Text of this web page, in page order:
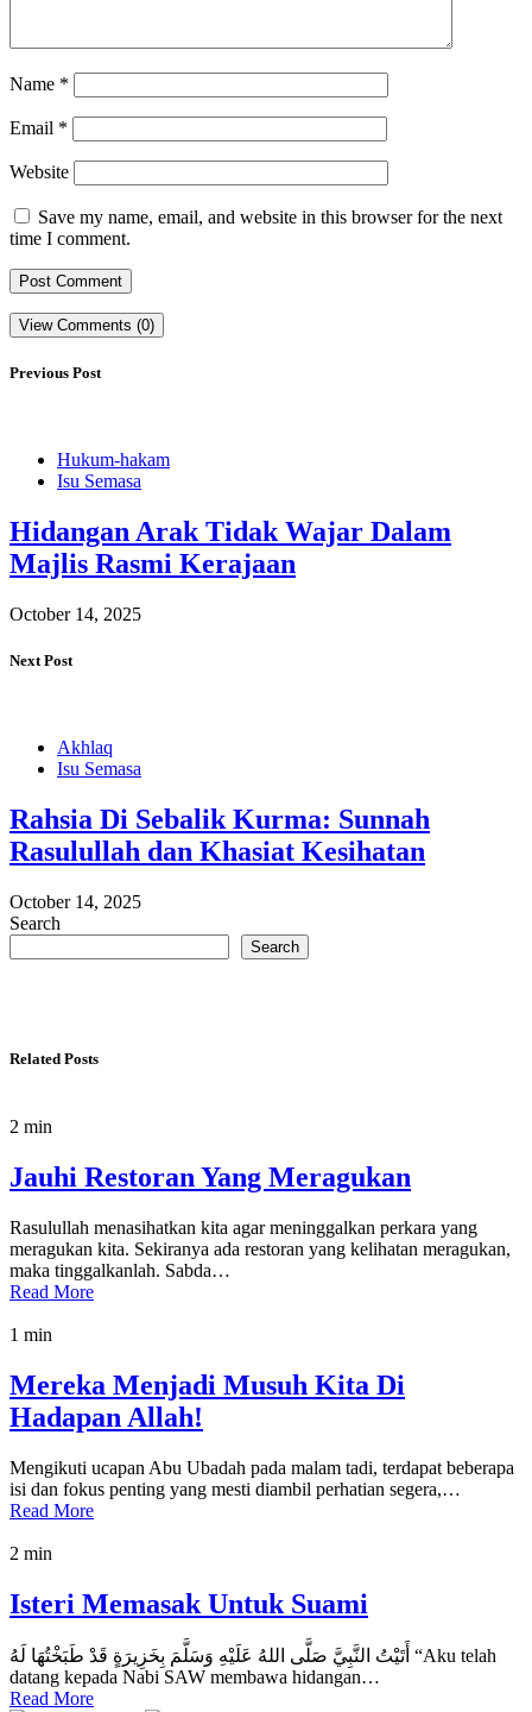
Name *
Email *
Website
Save my name, email, and website in this browser for the next
time I comment.
View Comments (0)
Previous Post
Hukum-hakam
Isu Semasa
Hidangan Arak Tidak Wajar Dalam
Majlis Rasmi Kerajaan
October 14, 2025
Next Post
Akhlaq
Isu Semasa
Rahsia Di Sebalik Kurma: Sunnah
Rasulullah dan Khasiat Kesihatan
October 14, 2025
Search
Search
Related Posts
2 min
Jauhi Restoran Yang Meragukan
Rasulullah menasihatkan kita agar meninggalkan perkara yang
meragukan kita. Sekiranya ada restoran yang kelihatan meragukan,
maka tinggalkanlah. Sabda…
Read More
1 min
Mereka Menjadi Musuh Kita Di
Hadapan Allah!
Mengikuti ucapan Abu Ubadah pada malam tadi, terdapat beberapa
isi dan fokus penting yang mesti diambil perhatian segera,…
Read More
2 min
Isteri Memasak Untuk Suami
أَتَيْتُ النَّبِيَّ صَلَّى اللهُ عَلَيْهِ وَسَلَّمَ بِخَزِيرَةٍ قَدْ طَبَخْتُهَا لَهُ “Aku telah
datang kepada Nabi SAW membawa hidangan…
Read More